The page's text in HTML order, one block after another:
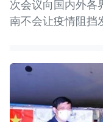
次会议向国内外各
南不会让疫情阻挡